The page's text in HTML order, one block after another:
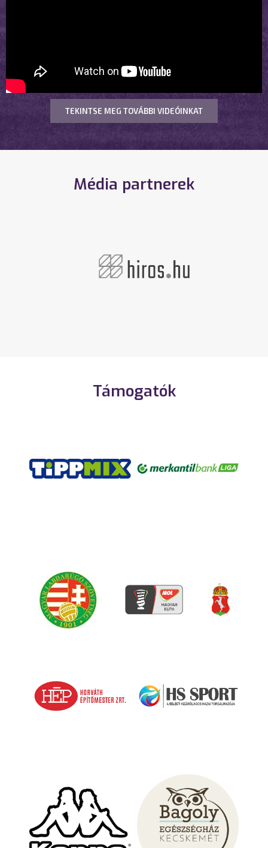
TEKINTSE MEG TOVÁBBI VIDEÓINKAT
Média partnerek
Támogatók